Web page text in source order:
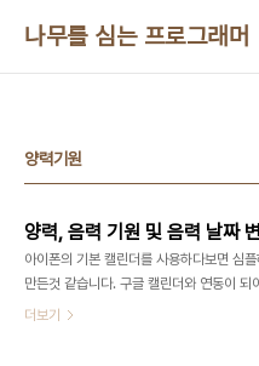
나무를 심는 프로그래머
양력기원
양력, 음력 기원 및 음력 날짜
아이폰의 기본 캘린더를 사용하다보면 심
만든것 같습니다. 구글 캘린더와 연동이 되
이나 잡다한 일정관리도 PC와 동기화도 잘
더보기